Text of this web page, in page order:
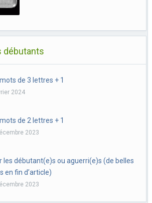
débutants
mots de 3 lettres + 1
2024
mots de 2 lettres + 1
2023
les débutant(e)s ou aguerri(e)s (de belles
en fin d’article)
2023